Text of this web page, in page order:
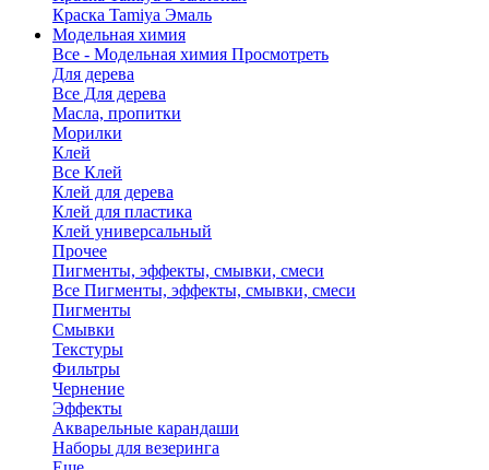
Краска Tamiya Эмаль
Модельная химия
Все - Модельная химия Просмотреть
Для дерева
Все Для дерева
Масла, пропитки
Морилки
Клей
Все Клей
Клей для дерева
Клей для пластика
Клей универсальный
Прочее
Пигменты, эффекты, смывки, смеси
Все Пигменты, эффекты, смывки, смеси
Пигменты
Смывки
Текстуры
Фильтры
Чернение
Эффекты
Акварельные карандаши
Наборы для везеринга